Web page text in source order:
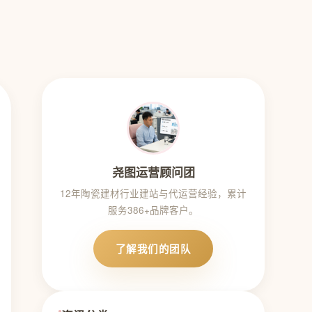
尧图运营顾问团
12年陶瓷建材行业建站与代运营经验，累计
服务386+品牌客户。
了解我们的团队